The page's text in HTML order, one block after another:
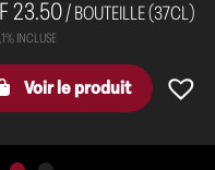
23.50/ BOUTEILLE (37CL)
Voir le produit